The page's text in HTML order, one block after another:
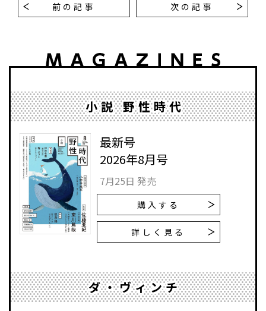
前の記事 次の記事
小説 野性時代
最新号
2026年8月号
7月25日 発売
購入する
詳しく見る
ダ・ヴィンチ